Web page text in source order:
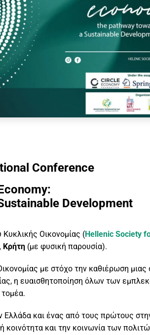
Conference
Development
Οικονομίας (Hellenic Society
Κρήτη (με φυσική παρουσία).
με στόχο την καθιέρωση
η ευαισθητοποίηση όλων των
και ένας από τους πρώτους
κοινότητα και την κοινωνία των